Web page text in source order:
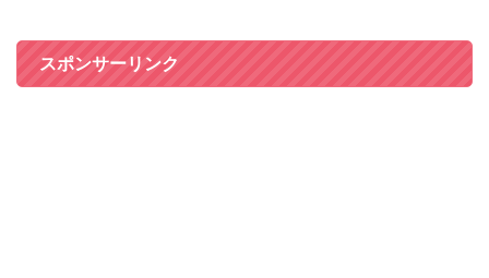
スポンサーリンク